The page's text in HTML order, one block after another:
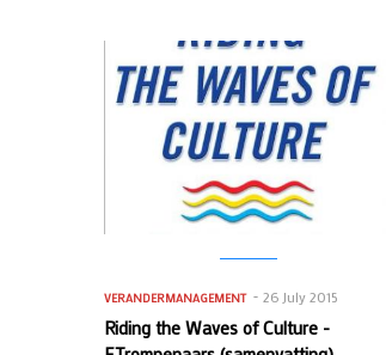
VERANDERMANAGEMENT 26 July 2015
Riding the Waves of Culture -